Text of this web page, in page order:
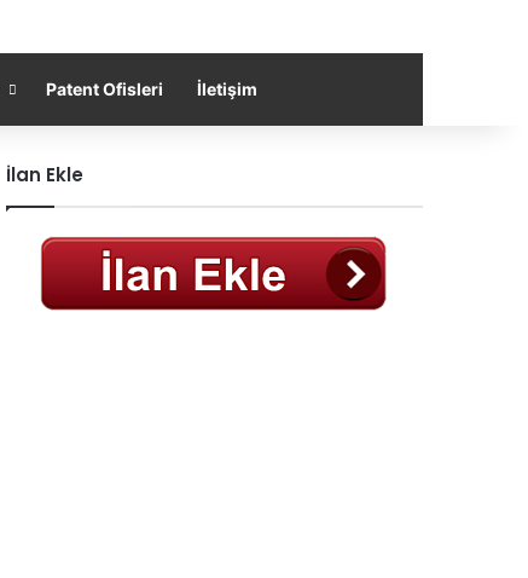
Patent Ofisleri İletişim
İlan Ekle